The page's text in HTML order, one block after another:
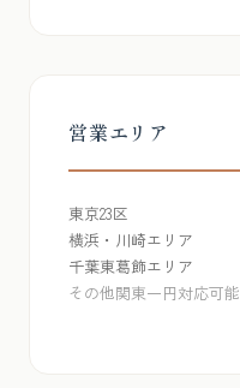
営業エリア
東京23区
横浜・川崎エリア
千葉東葛飾エリア
その他関東一円対応可能